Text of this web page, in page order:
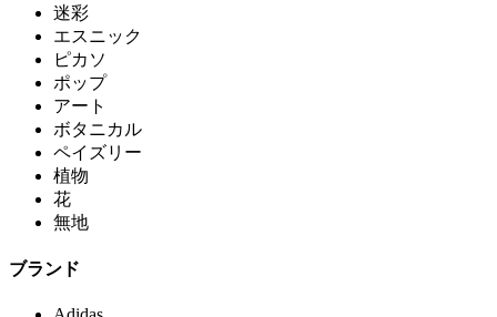
迷彩
エスニック
ピカソ
ポップ
アート
ボタニカル
ペイズリー
植物
花
無地
ブランド